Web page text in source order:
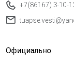
+7(86167) 3-10-
Официально